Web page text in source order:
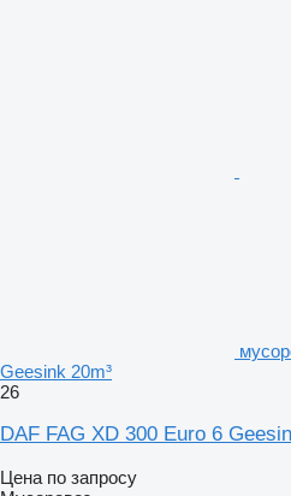
Geesink 20m³
26
DAF FAG XD 300 Euro 6
Цена по запросу